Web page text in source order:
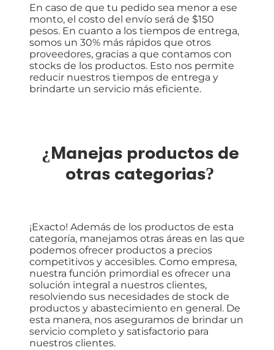
En caso de que tu pedido sea menor a ese
monto, el costo del envío será de $150
pesos. En cuanto a los tiempos de entrega,
somos un 30% más rápidos que otros
proveedores, gracias a que contamos con
stocks de los productos. Esto nos permite
reducir nuestros tiempos de entrega y
brindarte un servicio más eficiente.
¿Manejas productos de
otras categorias?
¡Exacto! Además de los productos de esta
categoría, manejamos otras áreas en las que
podemos ofrecer productos a precios
competitivos y accesibles. Como empresa,
nuestra función primordial es ofrecer una
solución integral a nuestros clientes,
resolviendo sus necesidades de stock de
productos y abastecimiento en general. De
esta manera, nos aseguramos de brindar un
servicio completo y satisfactorio para
nuestros clientes.